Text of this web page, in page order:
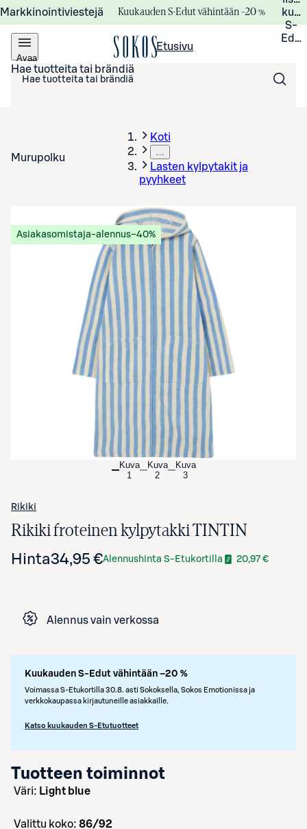
Markkinointiviestejä Kuukauden S-Edut vähintään –20 %
S-
Avaa
valikko
Etusivu
Hae tuotteita tai brändiä
Murupolku
Koti
…
Lasten kylpytakit ja
pyyhkeet
Avaa tuotekuva suurennettuna
Asiakasomistaja-alennus−40%
Kuva
1
Kuva
2
Kuva
3
Rikiki
Rikiki froteinen kylpytakki TINTIN
Hinta34,95 €Alennushinta S-Etukortilla 20,97 €
Alennus vain verkossa
Kuukauden S-Edut vähintään –20 %
Voimassa S-Etukortilla 30.8. asti Sokoksella, Sokos Emotionissa ja
verkkokaupassa kirjautuneille asiakkaille.
Katso kuukauden S-Etutuotteet
Tuotteen toiminnot
väri: Light blue
Valittu koko: 86/92